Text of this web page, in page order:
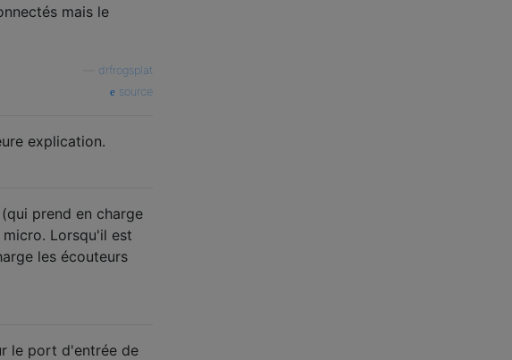
mais le
drfrogsplat
source
explication.
prend en charge
Lorsqu'il est
les écouteurs
le port d'entrée de